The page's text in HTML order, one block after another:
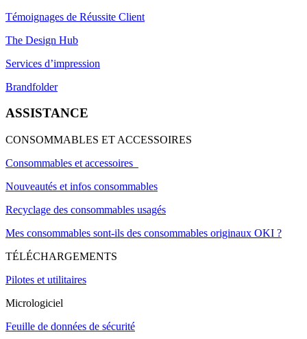
Témoignages de Réussite Client
The Design Hub
Services d’impression
Brandfolder
ASSISTANCE
CONSOMMABLES ET ACCESSOIRES
Consommables et accessoires
Nouveautés et infos consommables
Recyclage des consommables usagés
Mes consommables sont-ils des consommables originaux OKI ?
TÉLÉCHARGEMENTS
Pilotes et utilitaires
Micrologiciel
Feuille de données de sécurité